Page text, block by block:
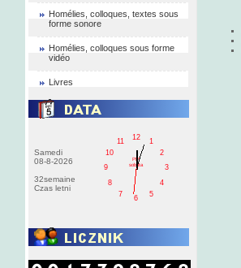
Homélies, colloques, textes sous
forme sonore
Homélies, colloques sous forme
vidéo
Livres
Samedi
08-8-2026
32semaine
Czas letni
1
2
3
4
5
6
7
8
9
10
11
12
PM
sobota